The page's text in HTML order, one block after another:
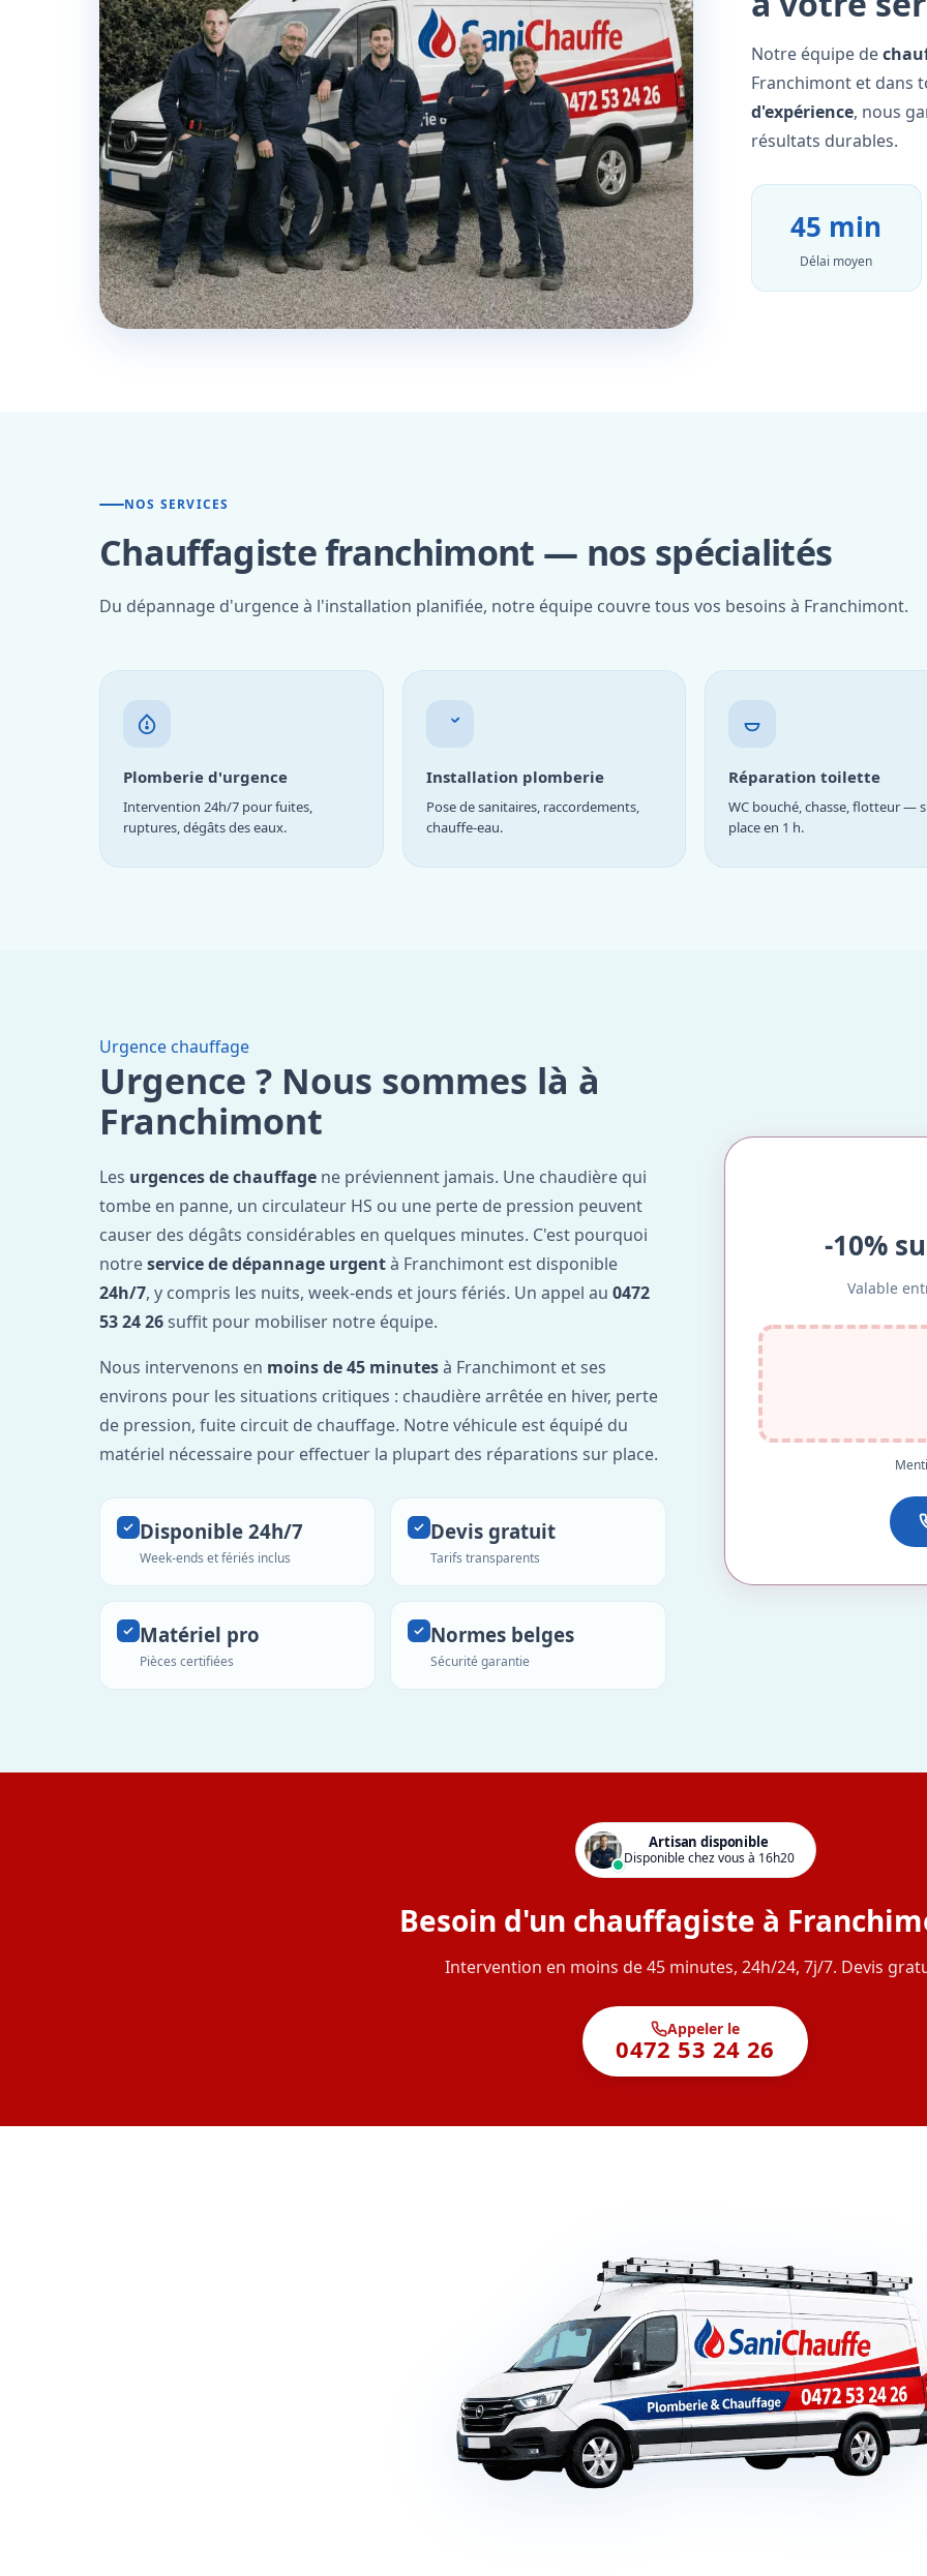
Notre équipe de
Franchimont et dans
d'expérience, nous
résultats durables.
45 min
Délai moyen
NOS SERVICES
Chauffagiste franchimont — nos spécialités
Du dépannage d'urgence à l'installation planifiée, notre équipe couvre tous vos besoins à Franchimont.
Plomberie d'urgence
Intervention 24h/7 pour fuites,
ruptures, dégâts des eaux.
Installation plomberie
Pose de sanitaires, raccordements,
chauffe-eau.
Réparation toilette
WC bouché, chasse, flotteur —
place en 1 h.
Urgence chauffage
Urgence ? Nous sommes là à
Franchimont
Les urgences de chauffage ne préviennent jamais. Une chaudière qui
tombe en panne, un circulateur HS ou une perte de pression peuvent
causer des dégâts considérables en quelques minutes. C'est pourquoi
notreservice de dépannage urgentà Franchimont est disponible
24h/7, y compris les nuits, week-ends et jours fériés. Un appel au 0472
53 24 26suffit pour mobiliser notre équipe.
Nous intervenons en moins de 45 minutesà Franchimont et ses
environs pour les situations critiques : chaudière arrêtée en hiver, perte
de pression, fuite circuit de chauffage. Notre véhicule est équipé du
matériel nécessaire pour effectuer la plupart des réparations sur place.
Disponible 24h/7
Week-ends et fériés inclus
Devis gratuit
Tarifs transparents
Matériel pro
Pièces certifiées
Normes belges
Sécurité garantie
-10%
Valable
Artisan disponible
Disponible chez vous à 16h20
Besoin d'un chauffagiste à
Intervention en moins de 45 minutes, 24h/24, 7j/7. Devis
Appeler le
0472 53 24 26